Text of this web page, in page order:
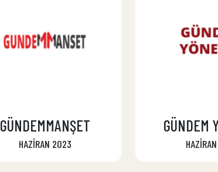
GÜNDEMMANŞET
HAZİRAN 2023
GÜNDEM